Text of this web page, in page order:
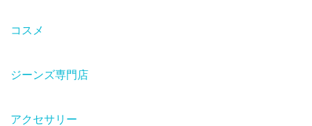
コスメ
ジーンズ専門店
アクセサリー